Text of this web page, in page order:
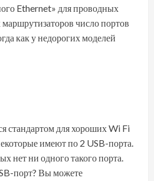
Ethernet» для проводных
число портов
как у недорогих моделей
стандартом для хороших Wi Fi
имеют по 2 USB-порта.
нет ни одного такого порта.
порт? Вы можете